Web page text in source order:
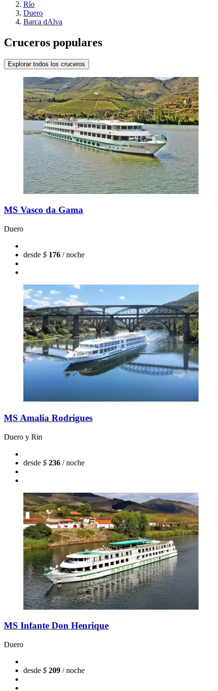
Río
Duero
Barca dAlva
Cruceros populares
Explorar todos los cruceros
MS Vasco da Gama
Duero
desde $ 176 / noche
MS Amalia Rodrigues
Duero y Rin
desde $ 236 / noche
MS Infante Don Henrique
Duero
desde $ 209 / noche